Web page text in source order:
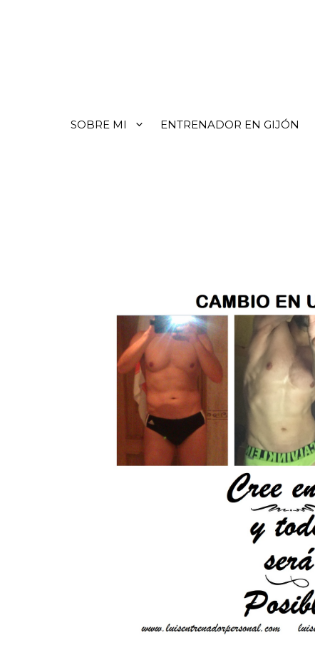
SOBRE MI ENTRENADOR EN GIJÓN